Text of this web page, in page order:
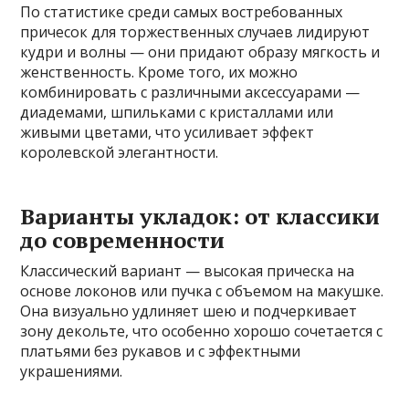
По статистике среди самых востребованных
причесок для торжественных случаев лидируют
кудри и волны — они придают образу мягкость и
женственность. Кроме того, их можно
комбинировать с различными аксессуарами —
диадемами, шпильками с кристаллами или
живыми цветами, что усиливает эффект
королевской элегантности.
Варианты укладок: от классики
до современности
Классический вариант — высокая прическа на
основе локонов или пучка с объемом на макушке.
Она визуально удлиняет шею и подчеркивает
зону декольте, что особенно хорошо сочетается с
платьями без рукавов и с эффектными
украшениями.